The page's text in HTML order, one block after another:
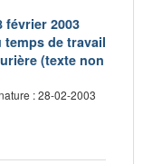
2003
de travail
(texte non
: 28-02-2003